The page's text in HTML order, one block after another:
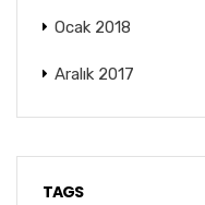
Ocak 2018
Aralık 2017
TAGS